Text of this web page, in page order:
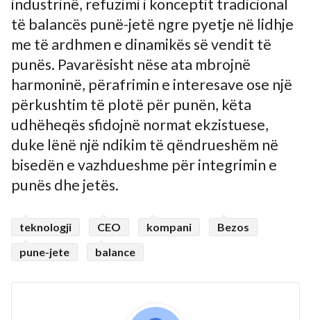
industrinë, refuzimi i konceptit tradicional
të balancës punë-jetë ngre pyetje në lidhje
me të ardhmen e dinamikës së vendit të
punës. Pavarësisht nëse ata mbrojnë
harmoninë, përafrimin e interesave ose një
përkushtim të plotë për punën, këta
udhëheqës sfidojnë normat ekzistuese,
duke lënë një ndikim të qëndrueshëm në
bisedën e vazhdueshme për integrimin e
punës dhe jetës.
teknologji CEO kompani
Bezos
pune-jete
balance